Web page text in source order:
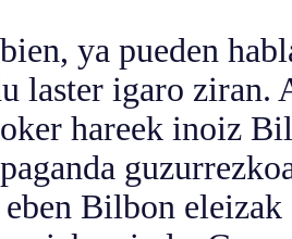
ya pueden
igaro ziran.
hareek inoiz
Bilbon